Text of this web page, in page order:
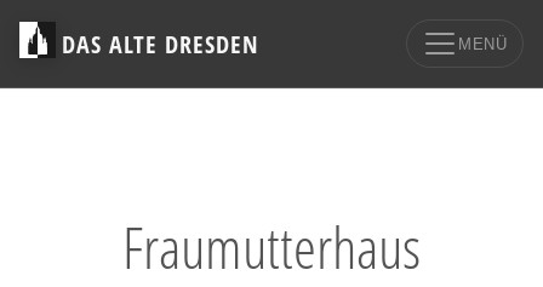
DAS ALTE DRESDEN MENÜ
Fraumutterhaus